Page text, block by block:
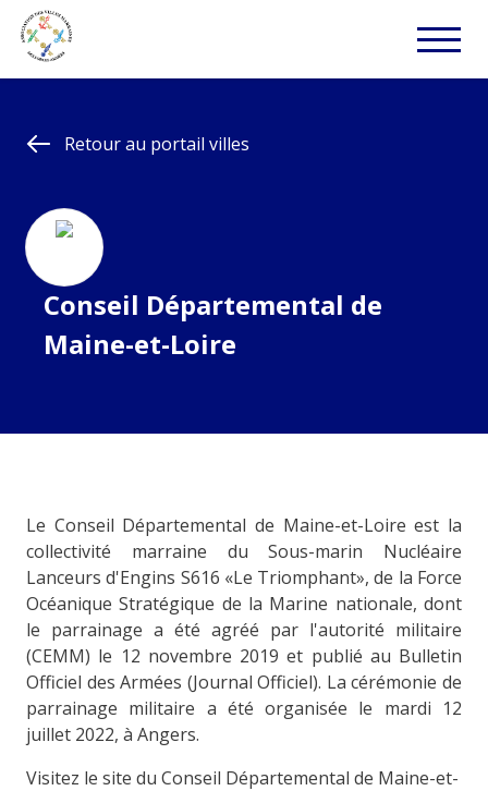
Retour au portail villes
Conseil Départemental de
Maine-et-Loire
Le Conseil Départemental de Maine-et-Loire est la
collectivité marraine du Sous-marin Nucléaire
Lanceurs d'Engins S616 «Le Triomphant», de la Force
Océanique Stratégique de la Marine nationale, dont
le parrainage a été agréé par l'autorité militaire
(CEMM) le 12 novembre 2019 et publié au Bulletin
Officiel des Armées (Journal Officiel). La cérémonie de
parrainage militaire a été organisée le mardi 12
juillet 2022, à Angers.
Visitez le site du Conseil Départemental de Maine-et-